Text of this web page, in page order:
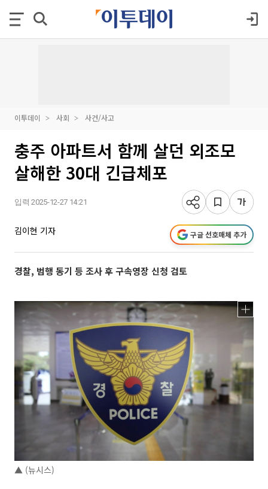
이투데이 사회 사건/사고
충주 아파트서 함께 살던 외조모
살해한 30대 긴급체포
입력 2025-12-27 14:21
김이현 기자 구글 선호매체 추가
경찰, 범행 동기 등 조사 후 구속영장 신청 검토
▲ (뉴시스)